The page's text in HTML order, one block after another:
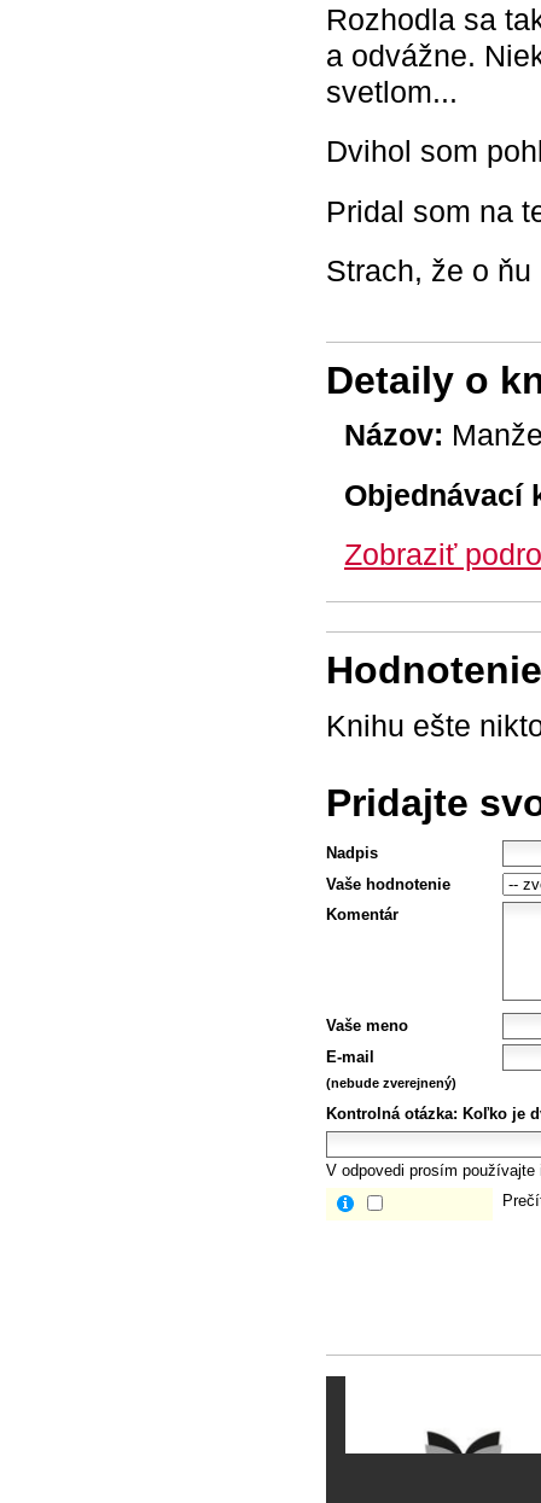
Rozhodla sa
a odvážne.
svetlom...
Dvihol som
Pridal som na
Strach, že o
Detaily o
Názov:
Objednávací
Zobraziť
Knihu ešte
Pridajte
Nadpis
Vaše hodnotenie
Komentár
Vaše meno
E-mail
(nebude zverejnený)
Kontrolná otázka: Koľko je
V odpovedi prosím